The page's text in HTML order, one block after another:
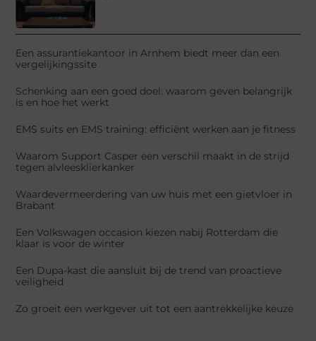
Een assurantiekantoor in Arnhem biedt meer dan een
vergelijkingssite
Schenking aan een goed doel: waarom geven belangrijk
is en hoe het werkt
EMS suits en EMS training: efficiënt werken aan je fitness
Waarom Support Casper een verschil maakt in de strijd
tegen alvleesklierkanker
Waardevermeerdering van uw huis met een gietvloer in
Brabant
Een Volkswagen occasion kiezen nabij Rotterdam die
klaar is voor de winter
Een Dupa-kast die aansluit bij de trend van proactieve
veiligheid
Zo groeit een werkgever uit tot een aantrekkelijke keuze